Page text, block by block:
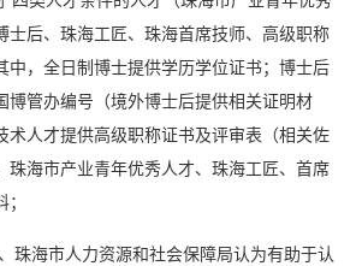
士后、珠海工匠、珠海首席技师、高级职称
中，全日制博士提供学历学位证书；博士后
博管办编号（境外博士后提供相关证明材
术人才提供高级职称证书及评审表（相关佐
珠海市产业青年优秀人才、珠海工匠、首席
珠海市人力资源和社会保障局认为有助于认